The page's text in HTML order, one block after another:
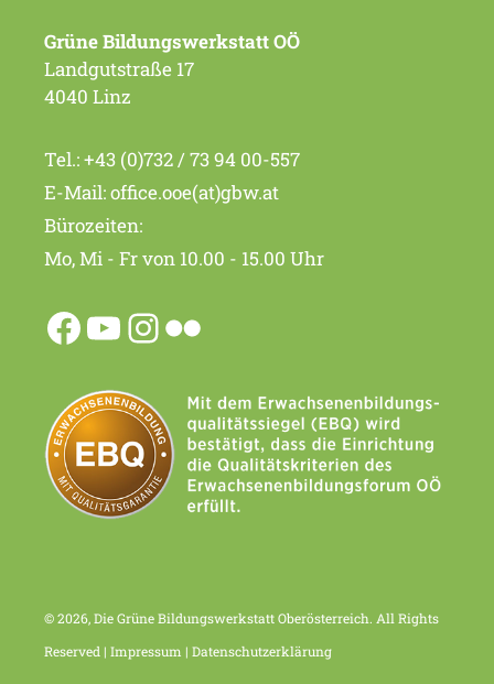
Grüne Bildungswerkstatt OÖ
Landgutstraße 17
4040 Linz
Tel.:+43 (0)732 / 73 94 00-557
E-Mail:office.ooe(at)gbw.at
Bürozeiten:
Mo, Mi - Fr von 10.00 - 15.00 Uhr
© 2026, Die Grüne Bildungswerkstatt Oberösterreich. All Rights
Reserved |Impressum |Datenschutzerklärung